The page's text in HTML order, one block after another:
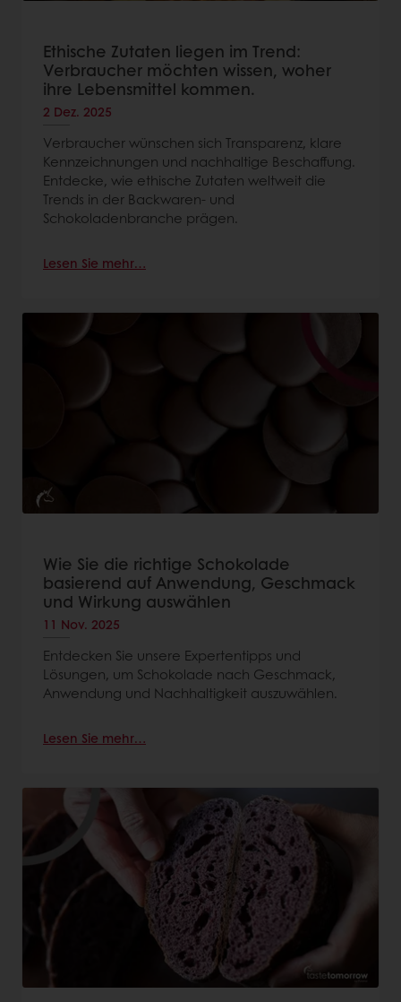
Ethische Zutaten liegen im Trend:
Verbraucher möchten wissen, woher
ihre Lebensmittel kommen.
2 Dez. 2025
Verbraucher wünschen sich Transparenz, klare
Kennzeichnungen und nachhaltige Beschaffung.
Entdecke, wie ethische Zutaten weltweit die
Trends in der Backwaren- und
Schokoladenbranche prägen.
Lesen Sie mehr…
Wie Sie die richtige Schokolade
basierend auf Anwendung, Geschmack
und Wirkung auswählen
11 Nov. 2025
Entdecken Sie unsere Expertentipps und
Lösungen, um Schokolade nach Geschmack,
Anwendung und Nachhaltigkeit auszuwählen.
Lesen Sie mehr…